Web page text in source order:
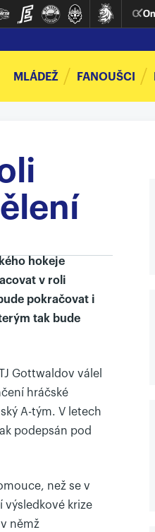
MLÁDEŽ FANOUŠCI
hokeje
v roli
pokračovat i
tak bude
Gottwaldov válel
hráčské
A-tým. V letech
podepsán pod
než se v
výsledkové krize
němž